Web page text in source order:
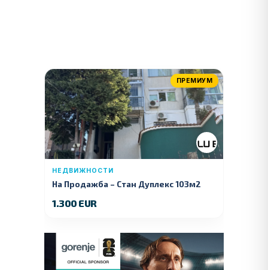
ПРЕМИУМ
НЕДВИЖНОСТИ
На Продажба – Стан Дуплекс 103м2
1.300 EUR